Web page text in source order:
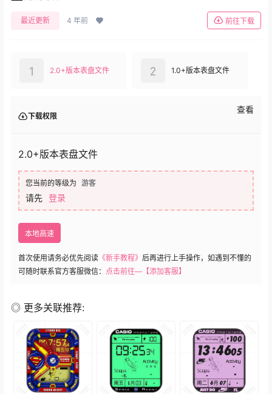
最近更新 4 年前 前往下载
2.0+版本表盘文件
1 1.0+版本表盘文件
2
下载权限
查看
2.0+版本表盘文件
您当前的等级为 游客
请先 登录
本地高速
首次使用请务必优先阅读 《新手教程》 后再进行上手操作，如遇到不懂的
可随时联系官方客服微信： 点击前往—【添加客服】
◎ 更多关联推荐: